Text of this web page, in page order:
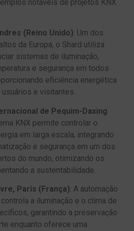
notáveis de projetos KNX
(Reino Unido): Um dos
da Europa, o Shard utiliza
sistemas de iluminação,
e segurança em todos
eficiência energética
e visitantes.
de Pequim-Daxing
KNX permite controlar o
em larga escala, integrando
e segurança em um dos
do mundo, otimizando os
a sustentabilidade.
Paris (França): A automação
a iluminação e o clima de
garantindo a preservação
enquanto oferece uma